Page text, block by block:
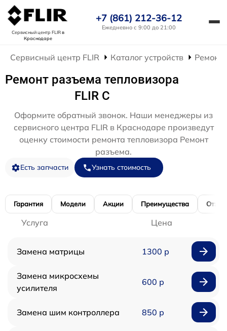
Сервисный центр FLIRв
Краснодаре
+7 (861) 212-36-12
Ежедневно с 9:00 до 21:00
Сервисный центр FLIR Каталог устройств Ремонт
Ремонт разъема тепловизора
FLIR C
Оформите обратный звонок. Наши менеджеры из
сервисного центра FLIR в Краснодаре произведут
оценку стоимости ремонта тепловизора Ремонт
разъема.
Есть запчасти Узнать стоимость
Гарантия Модели Акции Преимущества
Услуга Цена
Замена матрицы 1300 р
Замена микросхемы
усилителя
600 р
Замена шим контроллера 850 р